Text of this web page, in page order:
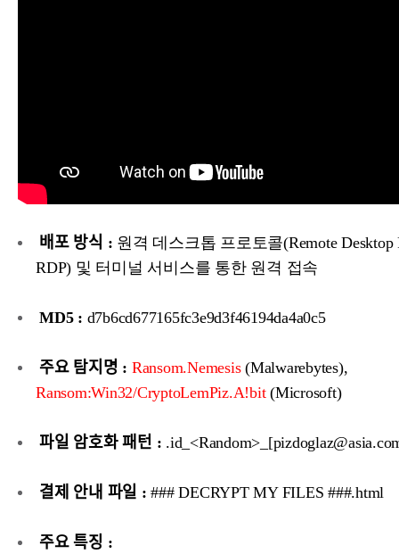
배포 방식 : 원격 데스크톱 프로토콜(Remote Desktop
RDP) 및 터미널 서비스를 통한 원격 접속
MD5 : d7b6cd677165fc3e9d3f46194da4a0c5
주요 탐지명 : Ransom.Nemesis(Malwarebytes),
Ransom:Win32/CryptoLemPiz.A!bit(Microsoft)
파일 암호화 패턴 :
결제 안내 파일 : ### DECRYPT MY FILES ###.html
주요 특징 :